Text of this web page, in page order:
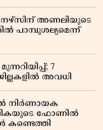
നഴ്സിന് അണലിയുടെ
പാമ്പുശല്യമെന്ന്
7
അവധി
നിർണായക
ഫോണിൽ
കണ്ടെത്തി